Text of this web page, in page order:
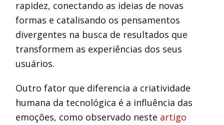
rapidez, conectando as ideias de novas
formas e catalisando os pensamentos
divergentes na busca de resultados que
transformem as experiências dos seus
usuários.
Outro fator que diferencia a criatividade
humana da tecnológica é a influência das
emoções, como observado neste artigo